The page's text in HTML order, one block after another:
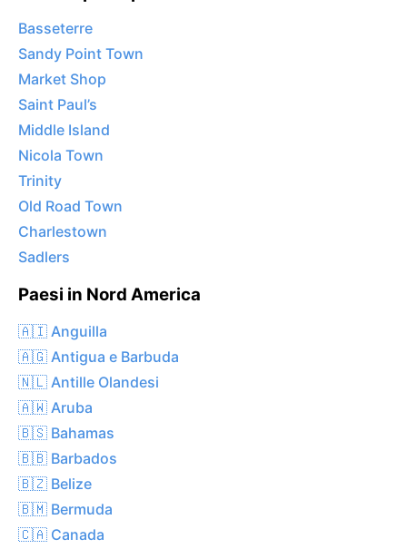
Basseterre
Sandy Point Town
Market Shop
Saint Paul’s
Middle Island
Nicola Town
Trinity
Old Road Town
Charlestown
Sadlers
Paesi in Nord America
🇦🇮 Anguilla
🇦🇬 Antigua e Barbuda
🇳🇱 Antille Olandesi
🇦🇼 Aruba
🇧🇸 Bahamas
🇧🇧 Barbados
🇧🇿 Belize
🇧🇲 Bermuda
🇨🇦 Canada